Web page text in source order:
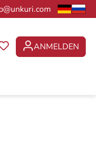
DU HAST 0
ANMELDEN